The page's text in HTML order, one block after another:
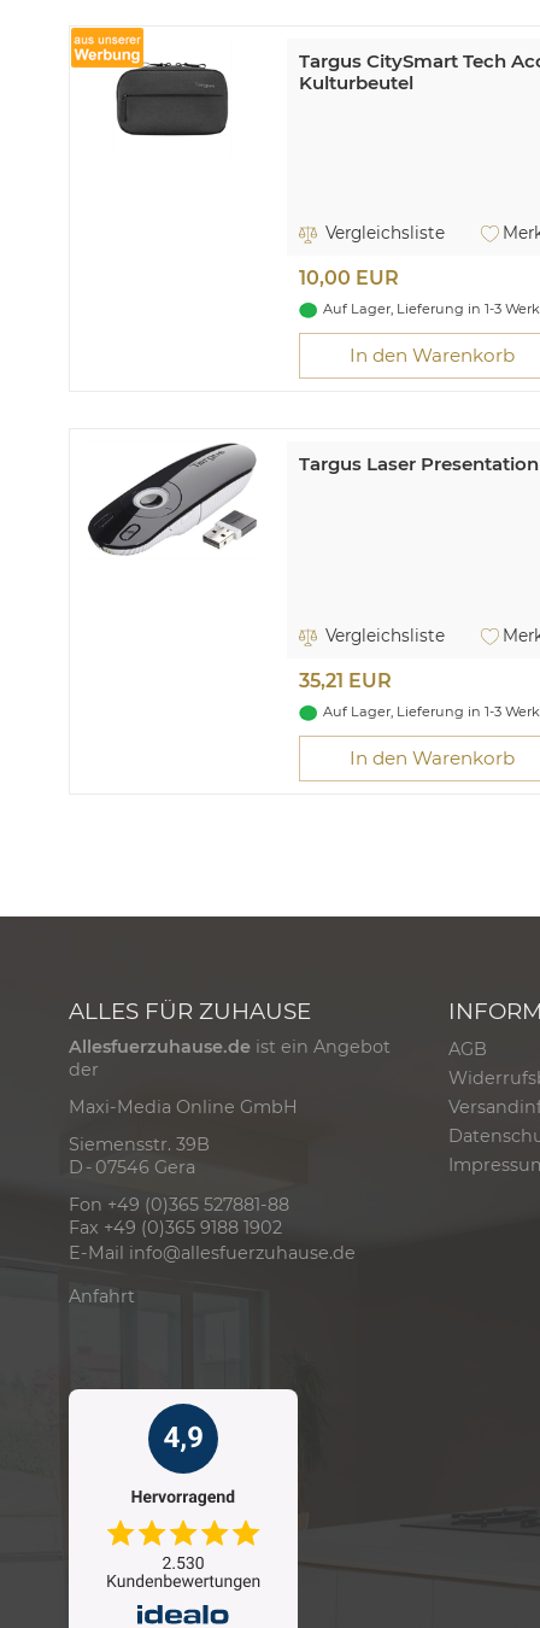
Targus CitySmart Tech
Kulturbeutel
Vergleichsliste
10,00 EUR
Auf Lager, Lieferung in 1-3
In den Warenkorb
Targus Laser
Vergleichsliste
35,21 EUR
Auf Lager, Lieferung in 1-3
In den Warenkorb
ALLES FÜR ZUHAUSE
Allesfuerzuhause.de ist ein Angebot
der
Maxi-Media Online GmbH
Siemensstr. 39B
D - 07546 Gera
Fon +49 (0)365 527881-88
Fax +49 (0)365 9188 1902
E-Mail info@allesfuerzuhause.de
Anfahrt
AGB